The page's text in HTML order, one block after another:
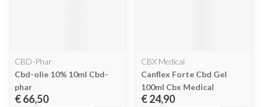
CBD-Phar
Cbd-olie 10% 10ml Cbd-
phar
€ 66,50
CBX Medical
Canflex Forte Cbd Gel
100ml Cbx Medical
€ 24,90